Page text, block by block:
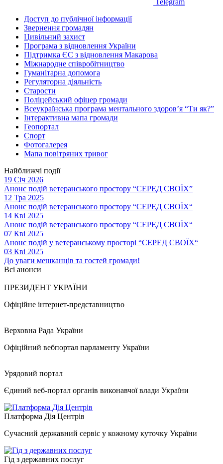
Telegram
Доступ до публічної інформації
Звернення громадян
Цивільний захист
Програма з відновлення України
Підтримка ЄС з відновлення Макарова
Міжнародне співробітництво
Гуманітарна допомога
Регуляторна діяльність
Старости
Поліцейський офіцер громади
Всеукраїнська програма ментального здоров’я “Ти як?”
Інтерактивна мапа громади
Геопортал
Спорт
Фотогалерея
Мапа повітряних тривог
Найближчі події
19 Січ 2026
Анонс подій ветеранського простору “СЕРЕД СВОЇХ”
12 Тра 2025
Анонс подій ветеранського простору “СЕРЕД СВОЇХ“
14 Кві 2025
Анонс подій ветеранського простору “СЕРЕД СВОЇХ“
07 Кві 2025
Анонс подій у ветеранському просторі “СЕРЕД СВОЇХ“
03 Кві 2025
До уваги мешканців та гостей громади!
Всі анонси
ПРЕЗИДЕНТ УКРАЇНИ
Офіційне інтернет-представництво
Верховна Рада України
Офіційний вебпортал парламенту України
Урядовий портал
Єдиний веб-портал органів виконавчої влади України
Платформа Дія Центрів
Сучасний державний сервіс у кожному куточку України
Гід з державних послуг